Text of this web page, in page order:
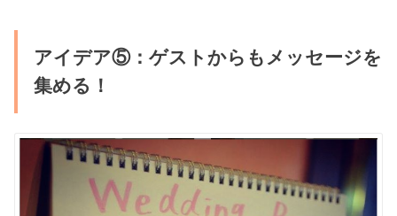
アイデア⑤：ゲストからもメッセージを
集める！